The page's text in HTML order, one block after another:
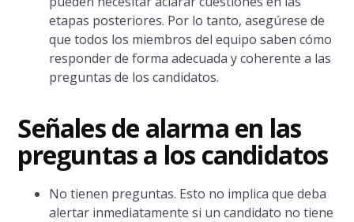
etapas posteriores. Por lo tanto, asegúrese de
que todos los miembros del equipo saben cómo
responder de forma adecuada y coherente a las
preguntas de los candidatos.
Señales de alarma en las
preguntas a los candidatos
No tienen preguntas. Esto no implica que deba
alertar inmediatamente si un candidato no tiene